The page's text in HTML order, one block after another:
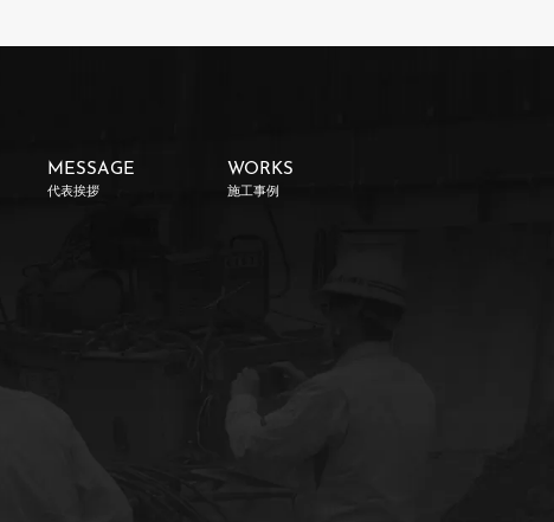
MESSAGE
代表挨拶
WORKS
施工事例